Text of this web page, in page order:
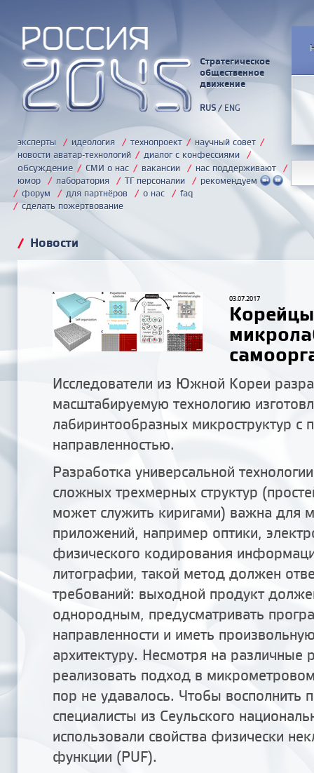
Стратегическое
общественное
движение
RUS/ ENG
эксперты / идеология / технопроект / научный совет /
новости аватар-технологий / диалог с конфессиями /
обсуждение / СМИ о нас / вакансии / нас поддерживают /
юмор / лаборатория / ТГ персоналии / рекомендуем
/ форум / для партнёров / о нас / faq
/ сделать пожертвование
/ Новости
03.07.2017
Исследователи из Южной Кореи
масштабируемую технологию
лабиринтообразных микроструктур с
направленностью.
Разработка универсальной
сложных трехмерных структур
может служить киригами) важна для
приложений, например оптики,
физического кодирования
литографии, такой метод должен
требований: выходной продукт
однородным, предусматривать
направленности и иметь
архитектуру. Несмотря на различные
реализовать подход в
пор не удавалось. Чтобы восполнить
специалисты из Сеульского
использовали свойства физически
функции (PUF).